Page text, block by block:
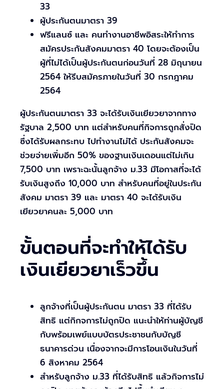
33
ผู้ประกันตนมาตรา 39
ฟรีแลนซ์ และ คนทำงานอาชีพอิสระให้ทำการ
สมัครประกันสังคมมาตรา 40 โดยจะต้องเป็น
ผู้ที่ไม่ได้เป็นผู้ประกันตนก่อนวันที่ 28 มิถุนายน
2564 ให้รีบสมัครภายในวันที่ 30 กรกฎาคม
2564
ผู้ประกันตนมาตรา 33 จะได้รับเงินเยียวยาจากทาง
รัฐบาล 2,500 บาท แต่สำหรับคนที่กิจการถูกสั่งปิด
ซึ่งได้รับผลกระทบ ไปทำงานไม่ได้ ประกันสังคมจะ
ช่วยจ่ายเพิ่มอีก 50% ของฐานเงินเดอนแต่ไม่เกิน
7,500 บาท เพราะฉะนั้นลูกจ้าง ม.33 มีโอกาสที่จะได้
รับเงินสูงถึง 10,000 บาท สำหรับคนที่อยู่ในประกัน
สังคม มาตรา 39 และ มาตรา 40 จะได้รับเงิน
เยียวยาคนละ 5,000 บาท
ขั้นตอนที่จะทำให้ได้รับ
เงินเยียวยาเร็วขึ้น
ลูกจ้างที่เป็นผู้ประกันตน มาตรา 33 ที่ได้รับ
สิทธิ แต่กิกจการไม่ถูกปิด แนะนำให้ท่านผู้บัญชี
กับพร้อมเพย์แบบบัตรประชาชนกับบัญชี
ธนาคารด่วน เนื่องจากจะมีการโอนเงินในวันที่
6 สิงหาคม 2564
สำหรับลูกจ้าง ม.33 ที่ได้รับสิทธิ แล้วกิจการไม่